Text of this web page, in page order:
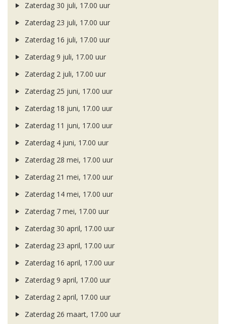
Zaterdag 30 juli, 17.00 uur
Zaterdag 23 juli, 17.00 uur
Zaterdag 16 juli, 17.00 uur
Zaterdag 9 juli, 17.00 uur
Zaterdag 2 juli, 17.00 uur
Zaterdag 25 juni, 17.00 uur
Zaterdag 18 juni, 17.00 uur
Zaterdag 11 juni, 17.00 uur
Zaterdag 4 juni, 17.00 uur
Zaterdag 28 mei, 17.00 uur
Zaterdag 21 mei, 17.00 uur
Zaterdag 14 mei, 17.00 uur
Zaterdag 7 mei, 17.00 uur
Zaterdag 30 april, 17.00 uur
Zaterdag 23 april, 17.00 uur
Zaterdag 16 april, 17.00 uur
Zaterdag 9 april, 17.00 uur
Zaterdag 2 april, 17.00 uur
Zaterdag 26 maart, 17.00 uur